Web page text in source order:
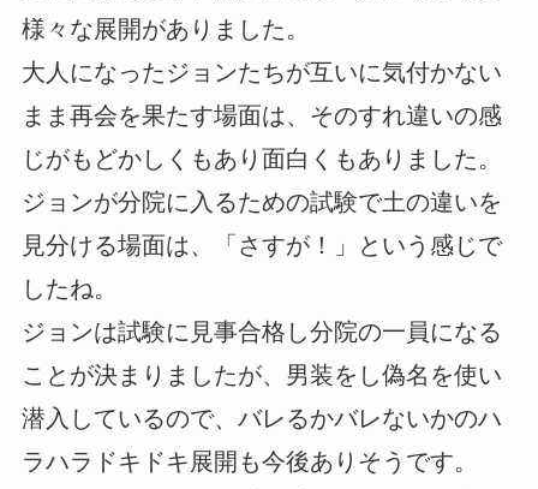
様々な展開がありました。
大人になったジョンたちが互いに気付かない
まま再会を果たす場面は、そのすれ違いの感
じがもどかしくもあり面白くもありました。
ジョンが分院に入るための試験で土の違いを
見分ける場面は、「さすが！」という感じで
したね。
ジョンは試験に見事合格し分院の一員になる
ことが決まりましたが、男装をし偽名を使い
潜入しているので、バレるかバレないかのハ
ラハラドキドキ展開も今後ありそうです。